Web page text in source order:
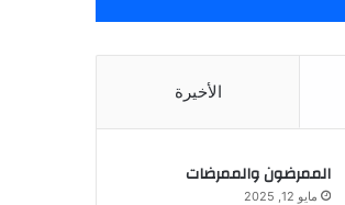
الأخيرة
الممرضون والممرضات
مايو 12, 2025